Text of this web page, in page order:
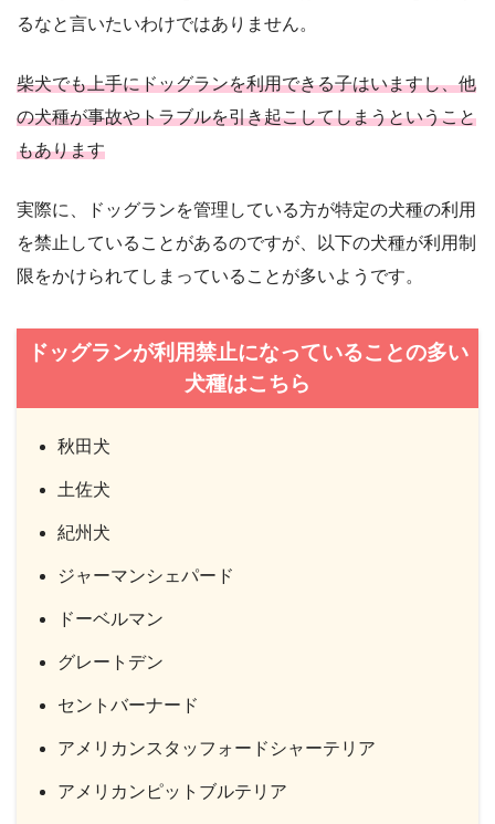
るなと言いたいわけではありません。
柴犬でも上手にドッグランを利用できる子はいますし、他
の犬種が事故やトラブルを引き起こしてしまうということ
もあります
実際に、ドッグランを管理している方が特定の犬種の利用
を禁止していることがあるのですが、以下の犬種が利用制
限をかけられてしまっていることが多いようです。
ドッグランが利用禁止になっていることの多い
犬種はこちら
秋田犬
土佐犬
紀州犬
ジャーマンシェパード
ドーベルマン
グレートデン
セントバーナード
アメリカンスタッフォードシャーテリア
アメリカンピットブルテリア